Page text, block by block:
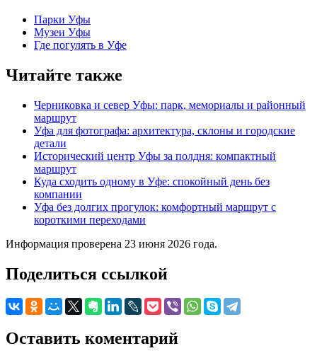
Парки Уфы
Музеи Уфы
Где погулять в Уфе
Читайте также
Черниковка и север Уфы: парк, мемориалы и районный
маршрут
Уфа для фотографа: архитектура, склоны и городские
детали
Исторический центр Уфы за полдня: компактный
маршрут
Куда сходить одному в Уфе: спокойный день без
компании
Уфа без долгих прогулок: комфортный маршрут с
короткими переходами
Информация проверена 23 июня 2026 года.
Поделиться ссылкой
Оставить коментарий